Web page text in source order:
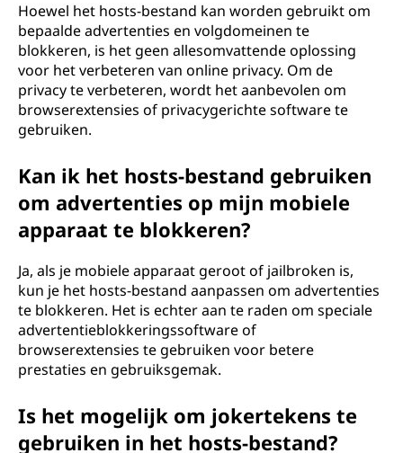
Hoewel het hosts-bestand kan worden gebruikt om
bepaalde advertenties en volgdomeinen te
blokkeren, is het geen allesomvattende oplossing
voor het verbeteren van online privacy. Om de
privacy te verbeteren, wordt het aanbevolen om
browserextensies of privacygerichte software te
gebruiken.
Kan ik het hosts-bestand gebruiken
om advertenties op mijn mobiele
apparaat te blokkeren?
Ja, als je mobiele apparaat geroot of jailbroken is,
kun je het hosts-bestand aanpassen om advertenties
te blokkeren. Het is echter aan te raden om speciale
advertentieblokkeringssoftware of
browserextensies te gebruiken voor betere
prestaties en gebruiksgemak.
Is het mogelijk om jokertekens te
gebruiken in het hosts-bestand?